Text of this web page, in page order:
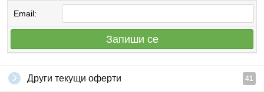
Email:
Запиши се
Други текущи оферти 41